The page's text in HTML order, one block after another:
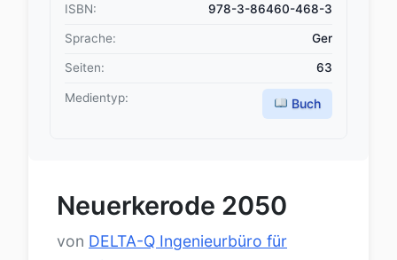
ISBN: 978-3-86460-468-3
Sprache: Ger
Seiten: 63
Medientyp: Buch
Neuerkerode 2050
von DELTA-Q Ingenieurbüro für